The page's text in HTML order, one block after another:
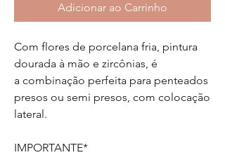
Adicionar ao Carrinho
Com flores de porcelana fria, pintura
dourada à mão e zircônias, é
a combinação perfeita para penteados
presos ou semi presos, com colocação
lateral.
IMPORTANTE*